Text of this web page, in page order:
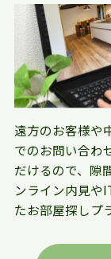
遠方のお客様や
でのお問い合わ
だけるので、隙
ンライン内見や
たお部屋探しプ